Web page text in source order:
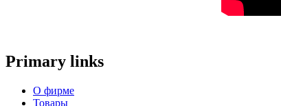
Primary links
О фирме
Товары